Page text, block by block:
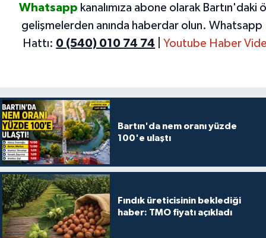
Whatsapp kanalımıza abone olarak Bartın'daki
gelişmelerden anında haberdar olun. Whatsapp
Hattı: 0 (540) 010 74 74 Youtube Haber
Bartın'da nem oranı yüzde
100'e ulaştı
Fındık üreticisinin beklediği
haber: TMO fiyatı açıkladı